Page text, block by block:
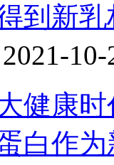
到新
2021-10-
健康
白作